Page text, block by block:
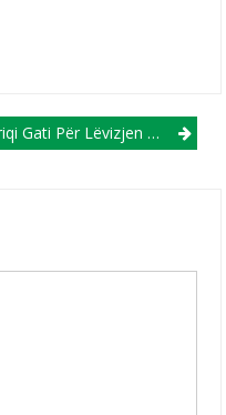
Gati Për Lëvizjen E Karrierës!